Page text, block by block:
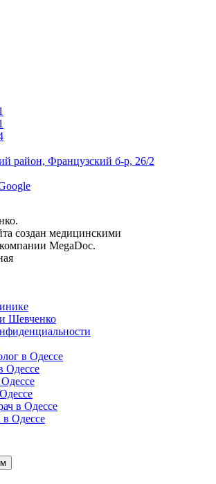
район, Французский б-р, 26/2
создан медицинскими
MegaDoc.
Шевченко
в Одессе
Одессе
в Одессе
в Одессе